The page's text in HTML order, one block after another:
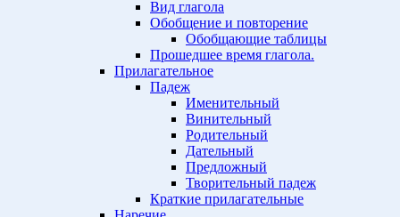
Вид глагола
Обобщение и повторение
Обобщающие таблицы
Прошедшее время глагола.
Прилагательное
Падеж
Именительный
Винительный
Родительный
Дательный
Предложный
Творительный падеж
Краткие прилагательные